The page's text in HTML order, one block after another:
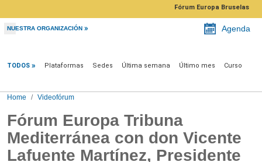
Fórum Europa Bruselas
NUESTRA ORGANIZACIÓN Agenda
TODOS Plataformas Sedes Última semana Último mes Curso
Home Videofórum
Fórum Europa Tribuna
Mediterránea con don Vicente
Lafuente Martínez, Presidente